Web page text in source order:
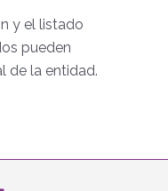
y el listado
pueden
de la entidad.